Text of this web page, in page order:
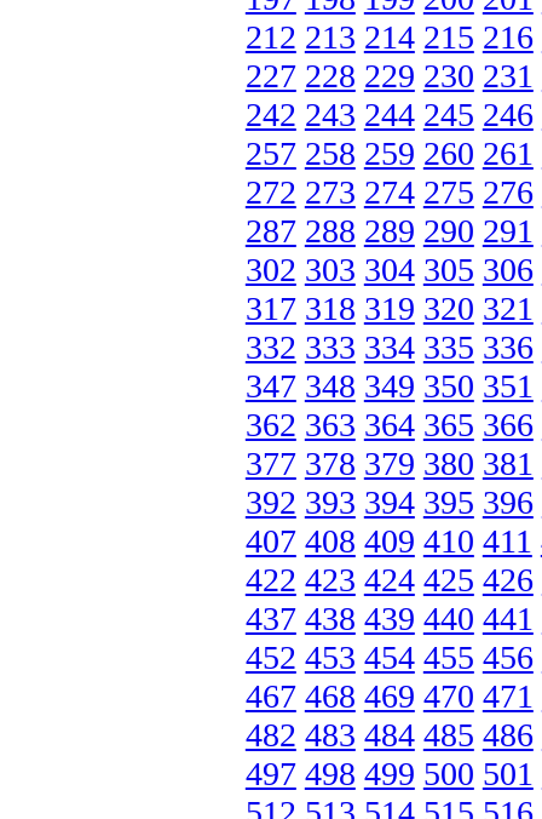
212 213 214 215 216
227 228 229 230 231
242 243 244 245 246
257 258 259 260 261
272 273 274 275 276
287 288 289 290 291
302 303 304 305 306
317 318 319 320 321
332 333 334 335 336
347 348 349 350 351
362 363 364 365 366
377 378 379 380 381
392 393 394 395 396
407 408 409 410 411
422 423 424 425 426
437 438 439 440 441
452 453 454 455 456
467 468 469 470 471
482 483 484 485 486
497 498 499 500 501